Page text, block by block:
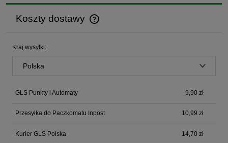
Koszty dostawy
Cena nie zawiera ewentualnych kosztów płatności
Kraj wysyłki:
GLS Punkty i Automaty 9,90 zł
Przesyłka do Paczkomatu Inpost 10,99 zł
Kurier GLS Polska 14,70 zł